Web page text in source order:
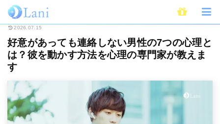
ホーム 恋愛 好意があっても連絡しない男性の7つの心理とは？彼を動か
2026.07.15
好意があっても連絡しない男性の7つの心理と
は？彼を動かす方法を心理の専門家が教えま
す